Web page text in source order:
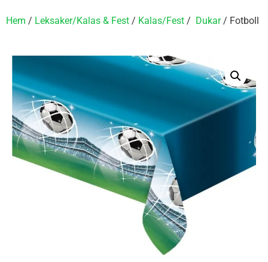
Hem / Leksaker/Kalas & Fest / Kalas/Fest / Dukar/ Fotboll